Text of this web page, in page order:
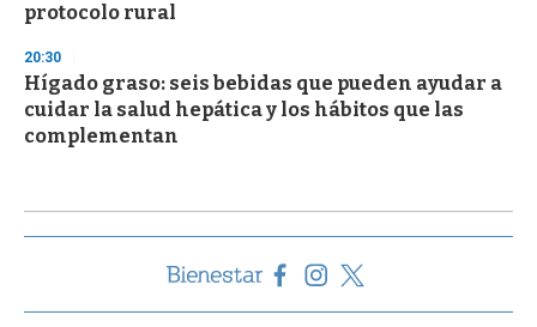
protocolo rural
20:30
Hígado graso: seis bebidas que pueden ayudar a
cuidar la salud hepática y los hábitos que las
complementan